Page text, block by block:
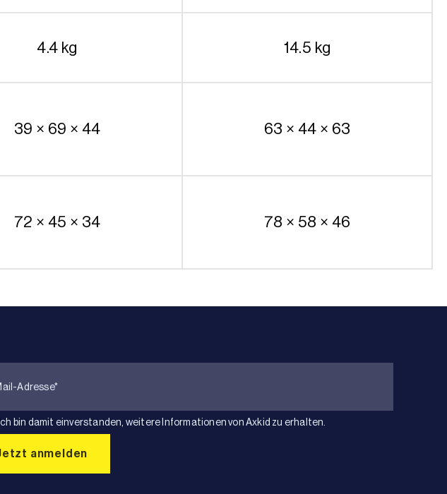
4.4 kg 14.5 kg
39 × 69 × 44 63 × 44 × 63
72 × 45 × 34 78 × 58 × 46
Ich bin damit einverstanden, weitere Informationen von Axkid zu erhalten.